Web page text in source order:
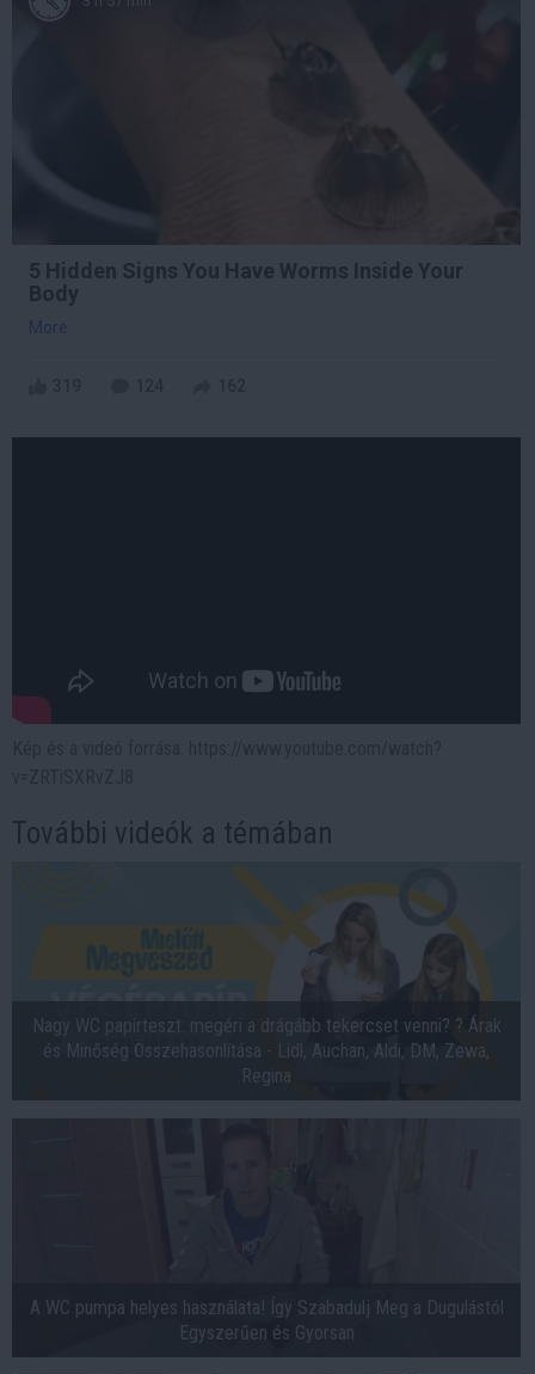
5 Hidden Signs You Have Worms Inside Your
Body
More
További videók a témában
Nagy WC papírteszt: megéri a drágább tekercset venni? ? Árak
és Minőség Összehasonlítása - Lidl, Auchan, Aldi, DM, Zewa,
Regina
A WC pumpa helyes használata! Így Szabadulj Meg a Dugulástól
Egyszerűen és Gyorsan